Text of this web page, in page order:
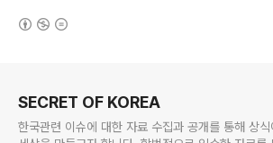
SECRET OF KOREA
한국관련 이슈에 대한 자료 수집과 공개를 통해 상